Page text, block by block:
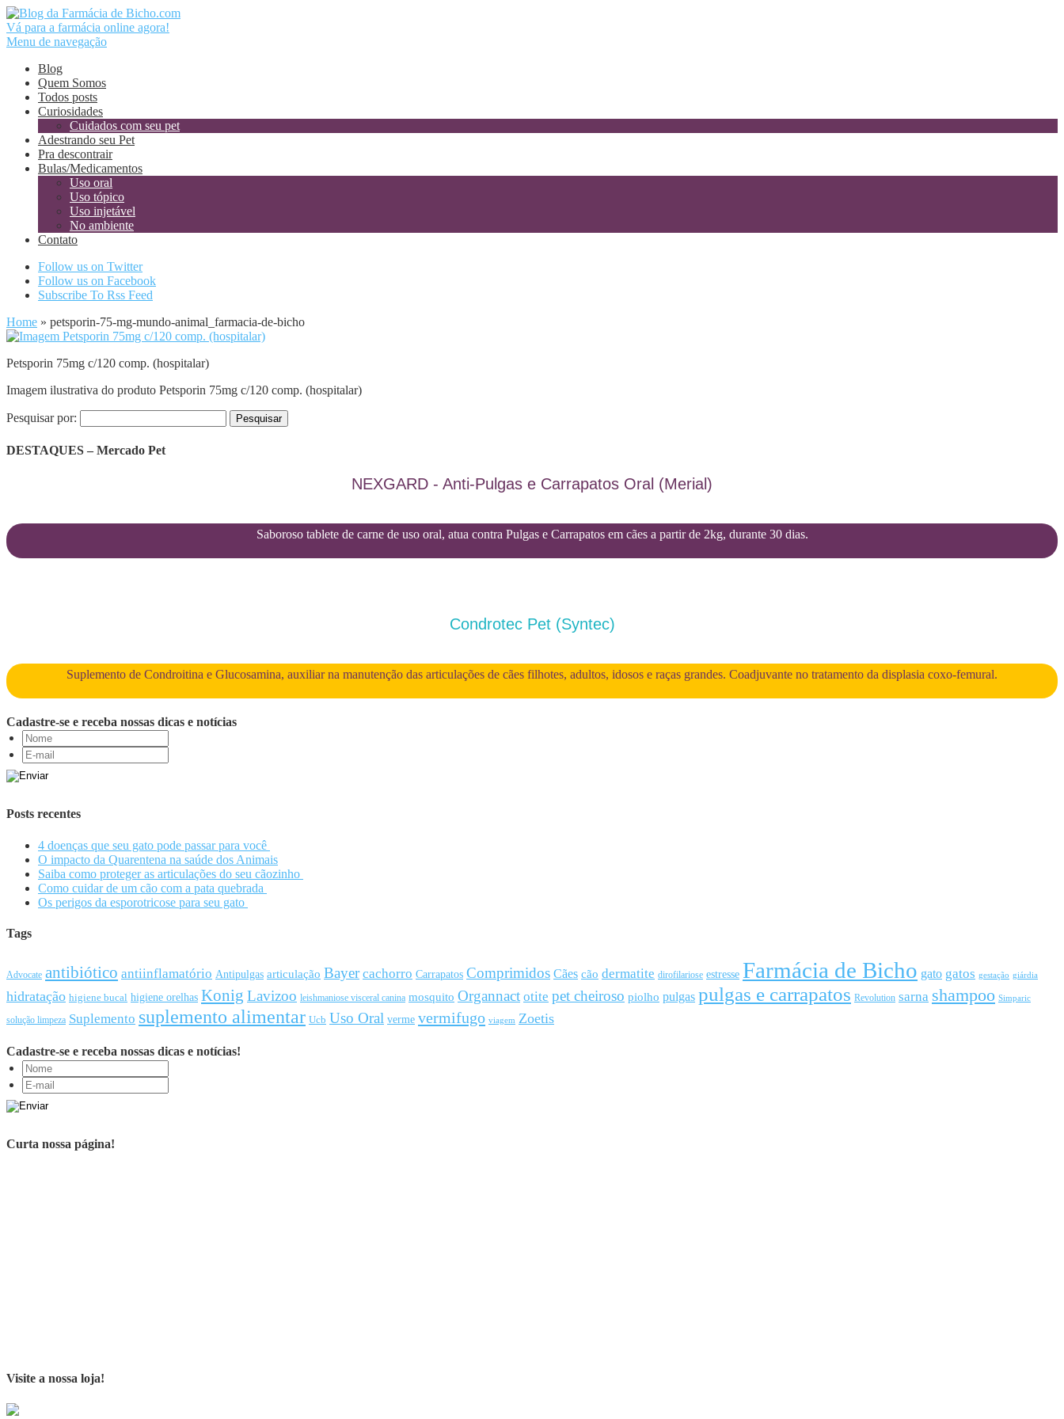
Vá para a farmácia online agora!
Menu de navegação
Blog
Quem Somos
Todos posts
Curiosidades
Cuidados com seu pet
Adestrando seu Pet
Pra descontrair
Bulas/Medicamentos
Uso oral
Uso tópico
Uso injetável
No ambiente
Contato
Follow us on Twitter
Follow us on Facebook
Subscribe To Rss Feed
Home » petsporin-75-mg-mundo-animal_farmacia-de-bicho
Petsporin 75mg c/120 comp. (hospitalar)
Imagem ilustrativa do produto Petsporin 75mg c/120 comp. (hospitalar)
Pesquisar por:
DESTAQUES – Mercado Pet
NEXGARD - Anti-Pulgas e Carrapatos Oral (Merial)
Saboroso tablete de carne de uso oral, atua contra Pulgas e Carrapatos em cães a partir de 2kg, durante 30 dias.
Condrotec Pet (Syntec)
Suplemento de Condroitina e Glucosamina, auxiliar na manutenção das articulações de cães filhotes, adultos, idosos e raças grandes. Coadjuvante no tratamento da displasia coxo-femural.
Cadastre-se e receba nossas dicas e notícias
Posts recentes
4 doenças que seu gato pode passar para você
O impacto da Quarentena na saúde dos Animais
Saiba como proteger as articulações do seu cãozinho
Como cuidar de um cão com a pata quebrada
Os perigos da esporotricose para seu gato
Tags
Advocate antibiótico antiinflamatório Antipulgas articulação Bayer cachorro Carrapatos Comprimidos Cães cão dermatite dirofilariose estresse Farmácia de Bicho gato gatos gestação giárdia
hidratação higiene bucal higiene orelhas Konig Lavizoo leishmaniose visceral canina mosquito Organnact otite pet cheiroso piolho pulgas pulgas e carrapatos Revolution sarna shampoo Simparic
solução limpeza Suplemento suplemento alimentar Ucb Uso Oral verme vermifugo viagem Zoetis
Cadastre-se e receba nossas dicas e notícias!
Curta nossa página!
Visite a nossa loja!